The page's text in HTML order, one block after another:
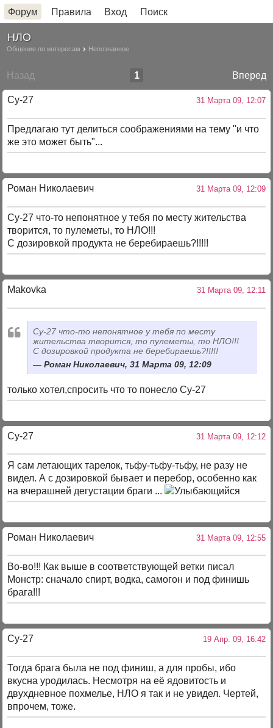
Форум Правила Вход Поиск
НЛО
Общение по интересам Непознанное
Назад Вперед
1
Су-27 31 Марта 09, 12:07
Предлагаю тут делиться соображениями на тему "и что
же это может быть"...
Роман Николаевич 31 Марта 09, 12:09
Су-27 что-то непонятное у тебя по месту жительства
творится, то пулеметы, то НЛО!!!
С дозировкой продукта не беребираешь?!!!!!
Makovka 31 Марта 09, 12:11
Су-27 что-то непонятное у тебя по месту
жительства творится, то пулеметы, то НЛО!!!
С дозировкой продукта не беребираешь?!!!!!
Роман Николаевич, 31 Марта 09, 12:09
только хотел,спросить что то понесло Су-27
Су-27 31 Марта 09, 12:12
Я сам летающих тарелок, тьфу-тьфу-тьфу, не разу не
видел. А с дозировкой бывает и перебор, особенно как
на вчерашней дегустации браги ...
Роман Николаевич 31 Марта 09, 12:55
Во-во!!! Как выше в соответствующей ветки писал
Монстр: сначало спирт, водка, самогон и под финишь
брага!!!
Су-27 19 Апр. 09, 16:42
Тогда брага была не под финиш, а для пробы, ибо
вкусна уродилась. Несмотря на её ядовитость и
двухдневное похмелье, НЛО я так и не увидел. Чертей,
впрочем, тоже.